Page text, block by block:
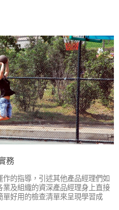
務
的指導，引述其他產品經理們如
及組織的資深產品經理身上直接
好用的檢查清單來呈現學習成